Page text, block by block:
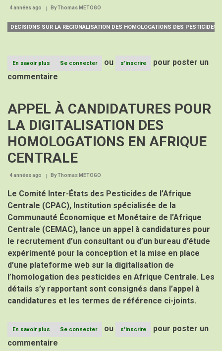
CONTROLEUR
AU
CPAC
4 années ago ByThomas METOGO
DÉCISIONS SUR LA RÉGIONALISATION DES HOMOLOGATIONS DES PESTICIDES.
En savoir plus
Décisions
sur
des
Homologations
des
Pesticides.
Se connecter ou s'inscrire
pour poster un
commentaire
APPEL À CANDIDATURES POUR
LA DIGITALISATION DES
HOMOLOGATIONS EN AFRIQUE
CENTRALE
4 années ago ByThomas METOGO
Le Comité Inter-États des Pesticides de l’Afrique
Centrale (CPAC), Institution spécialisée de la
Communauté Économique et Monétaire de l’Afrique
Centrale (CEMAC), lance un appel à candidatures pour
le recrutement d’un consultant ou d’un bureau d’étude
expérimenté pour la conception et la mise en place
d’une plateforme web sur la digitalisation de
l’homologation des pesticides en Afrique Centrale. Les
détails s’y rapportant sont consignés dans l’appel à
candidatures et les termes de référence ci-joints.
En savoir plus
APPEL
À
Se connecter ou s'inscrire
pour poster un
commentaire